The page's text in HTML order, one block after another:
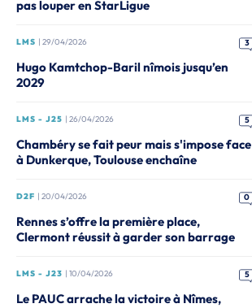
pas louper en StarLigue
LMS | 29/04/2026 3
Hugo Kamtchop-Baril nîmois jusqu’en
2029
LMS - J25 | 26/04/2026 5
Chambéry se fait peur mais s'impose face
à Dunkerque, Toulouse enchaîne
D2F | 20/04/2026 0
Rennes s’offre la première place,
Clermont réussit à garder son barrage
LMS - J23 | 10/04/2026 5
Le PAUC arrache la victoire à Nîmes,